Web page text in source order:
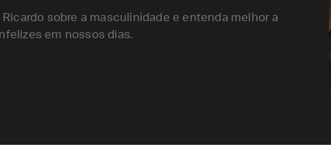
sobre a masculinidade e entenda melhor a
em nossos dias.